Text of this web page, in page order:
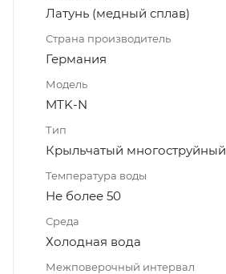
Латунь (медный сплав)
Страна производитель
Германия
Модель
MTK-N
Тип
Крыльчатый многоструйный
Температура воды
Не более 50
Среда
Холодная вода
Межповерочный интервал